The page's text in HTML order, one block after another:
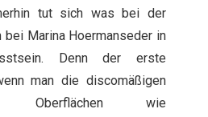
tut sich was bei der
bei Marina Hoermanseder in
Denn der erste
man die discomäßigen
Oberflächen wie